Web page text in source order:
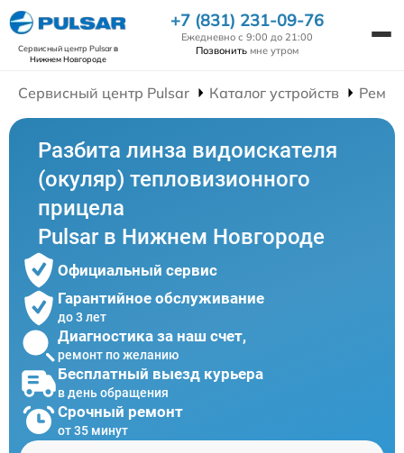
Сервисный центр Pulsarв
Нижнем Новгороде
+7 (831) 231-09-76
Ежедневно с 9:00 до 21:00
Позвонить мне утром
Сервисный центр Pulsar Каталог устройств
Разбита линза видоискателя
(окуляр) тепловизионного
прицела
Pulsar в Нижнем Новгороде
Официальный сервис
Гарантийное обслуживание
до 3 лет
Диагностика за наш счет,
ремонт по желанию
Бесплатный выезд курьера
в день обращения
Срочный ремонт
от 35 минут